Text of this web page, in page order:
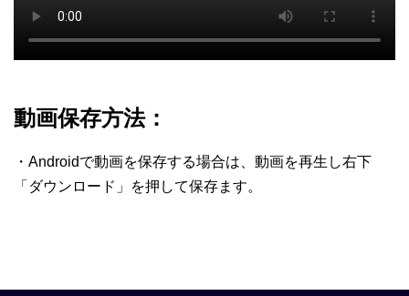
動画保存方法：
・Androidで動画を保存する場合は、動画を再生し右下
「ダウンロード」を押して保存ます。